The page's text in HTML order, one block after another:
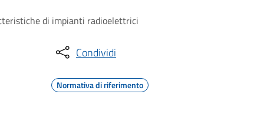
di impianti radioelettrici
Condividi
Normativa di riferimento